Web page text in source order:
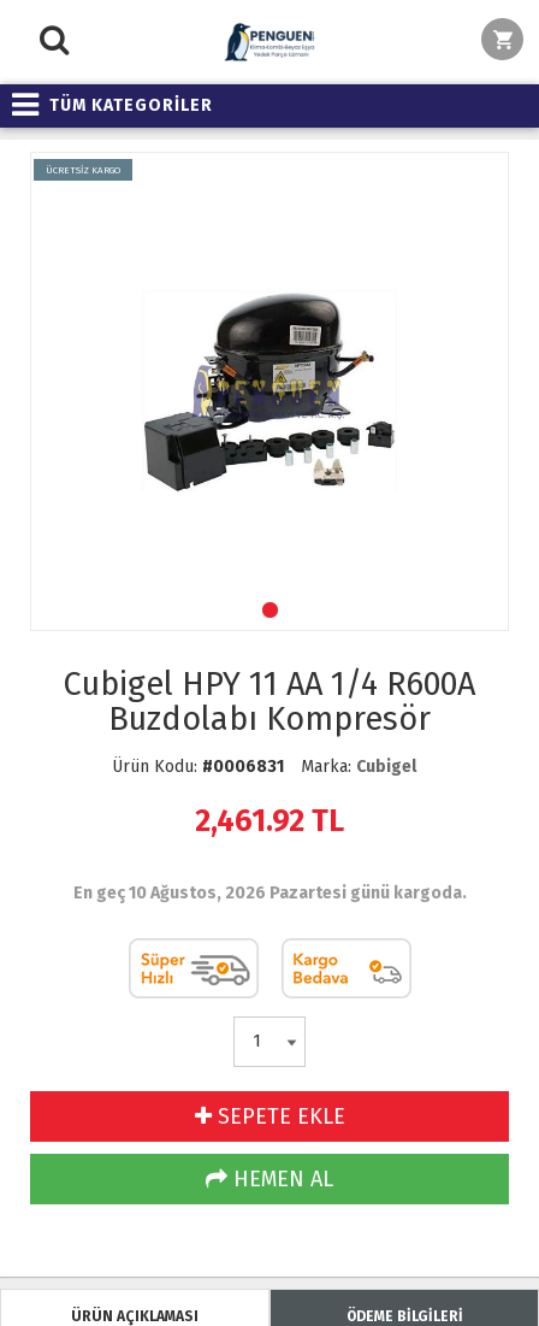
TÜM KATEGORİLER
ÜCRETSİZ KARGO
Cubigel HPY 11 AA 1/4 R600A
Buzdolabı Kompresör
Ürün Kodu: #0006831 Marka: Cubigel
2,461.92 TL
En geç 10 Ağustos, 2026 Pazartesi günü kargoda.
SEPETE EKLE
HEMEN AL
ÜRÜN AÇIKLAMASI ÖDEME BİLGİLERİ